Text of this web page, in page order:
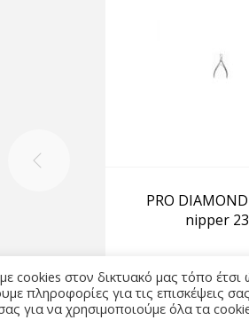
PRO
nipper
CUTICLE
MANICURE -
cookies στον δικτυακό μας τόπο
πληροφορίες για τις επισκέψεις
για να χρησιμοποιούμε όλα τα